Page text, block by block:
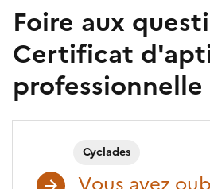
Foire aux
Certificat
professionnelle
Cyclades